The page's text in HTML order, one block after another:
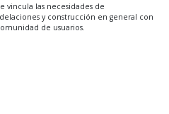
vincula las necesidades de
y construcción en general con
de usuarios.